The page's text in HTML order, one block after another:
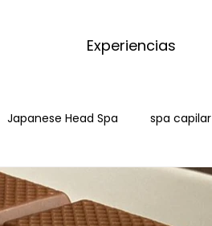
Experiencias
Japanese Head Spa spa capilar
Salud Capilar Badalona